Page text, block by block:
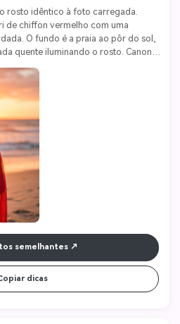
rosto idêntico à foto carregada.
de chiffon vermelho com uma
O fundo é a praia ao pôr do sol,
quente iluminando o rosto. Canon
f/1.4, ISO 100, abertura f/1.8. Estilo
semelhantes
dicas